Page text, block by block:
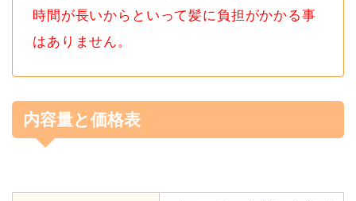
時間が長いからといって髪に負担がかかる事
はありません。
内容量と価格表